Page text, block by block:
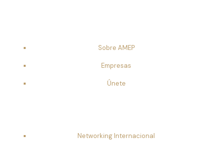
Sobre AMEP
Empresas
Únete
Networking Internacional